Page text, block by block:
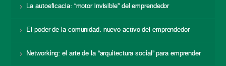
La autoeficacia: “motor invisible” del emprendedor
El poder de la comunidad: nuevo activo del emprendedor
Networking: el arte de la “arquitectura social” para emprender